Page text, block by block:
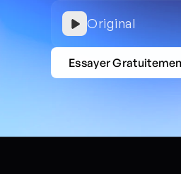
Original
Essayer